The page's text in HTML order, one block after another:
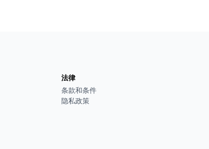
法律
条款和条件
隐私政策